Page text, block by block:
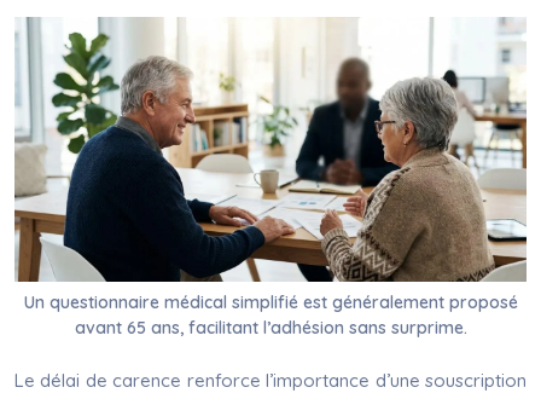
Un questionnaire médical simplifié est généralement proposé
avant 65 ans, facilitant l’adhésion sans surprime.
Le délai de carence renforce l’importance d’une souscription